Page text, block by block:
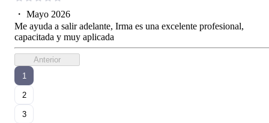
・ Mayo 2026
Me ayuda a salir adelante, Irma es una excelente profesional,
capacitada y muy aplicada
Anterior
1
2
3